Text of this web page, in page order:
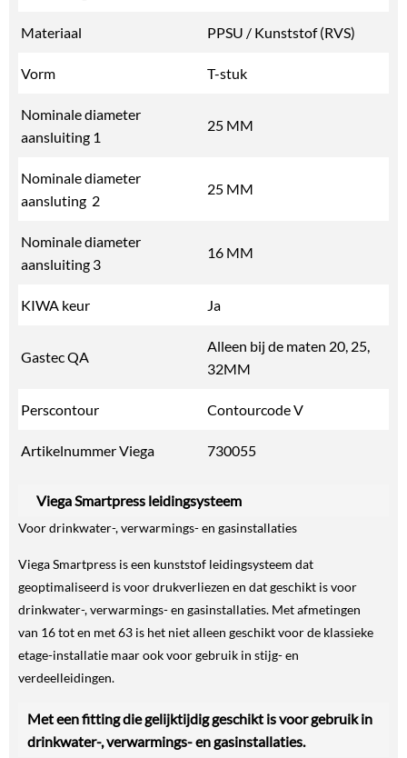
Materiaal PPSU / Kunststof (RVS)
Vorm T-stuk
Nominale diameter
aansluiting 1
25 MM
Nominale diameter
aansluting 2
25 MM
Nominale diameter
aansluiting 3
16 MM
KIWA keur Ja
Gastec QA
Alleen bij de maten 20, 25,
32MM
Perscontour Contourcode V
Artikelnummer Viega 730055
Viega Smartpress leidingsysteem
Voor drinkwater-, verwarmings- en gasinstallaties
Viega Smartpress is een kunststof leidingsysteem dat
geoptimaliseerd is voor drukverliezen en dat geschikt is voor
drinkwater-, verwarmings- en gasinstallaties. Met afmetingen
van 16 tot en met 63 is het niet alleen geschikt voor de klassieke
etage-installatie maar ook voor gebruik in stijg- en
verdeelleidingen.
Met een fitting die gelijktijdig geschikt is voor gebruik in
drinkwater-, verwarmings- en gasinstallaties.